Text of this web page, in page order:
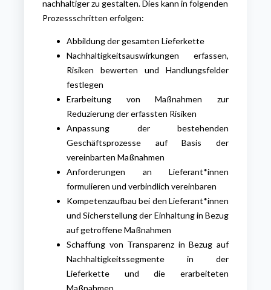
nachhaltiger zu gestalten. Dies kann in folgenden
Prozessschritten erfolgen:
Abbildung der gesamten Lieferkette
Nachhaltigkeitsauswirkungen erfassen,
Risiken bewerten und Handlungsfelder
festlegen
Erarbeitung von Maßnahmen zur
Reduzierung der erfassten Risiken
Anpassung der bestehenden
Geschäftsprozesse auf Basis der
vereinbarten Maßnahmen
Anforderungen an Lieferant*innen
formulieren und verbindlich vereinbaren
Kompetenzaufbau bei den Lieferant*innen
und Sicherstellung der Einhaltung in Bezug
auf getroffene Maßnahmen
Schaffung von Transparenz in Bezug auf
Nachhaltigkeitssegmente in der
Lieferkette und die erarbeiteten
Maßnahmen